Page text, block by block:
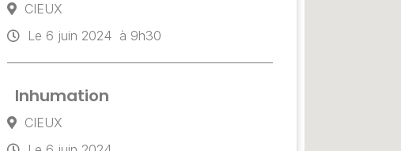
CIEUX
Le 6 juin 2024 à 9h30
Inhumation
CIEUX